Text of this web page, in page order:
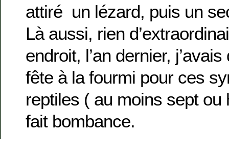
attiré un lézard, puis un
Là aussi, rien
endroit, l’an dernier,
fête à la fourmi pour ces
reptiles ( au moins sept ou
fait bombance.